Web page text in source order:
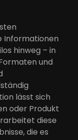
Informationen
hinweg – in
und
lässt sich
oder Produkt
diese
die es